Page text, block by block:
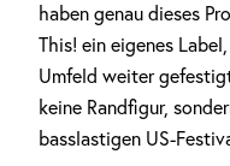
haben genau dieses
This! ein eigenes
Umfeld weiter
keine Randfigur,
basslastigen US-